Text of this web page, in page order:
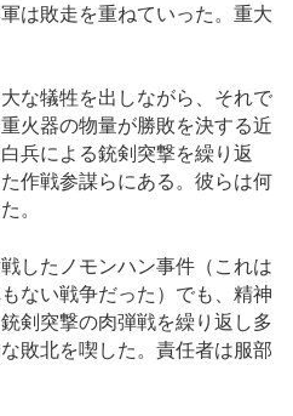
は敗走を重ねていった。重大
な犠牲を出しながら、それで
火器の物量が勝敗を決する近
兵による銃剣突撃を繰り返
作戦参謀らにある。彼らは何
。
したノモンハン事件（これは
ない戦争だった）でも、精神
剣突撃の肉弾戦を繰り返し多
敗北を喫した。責任者は服部